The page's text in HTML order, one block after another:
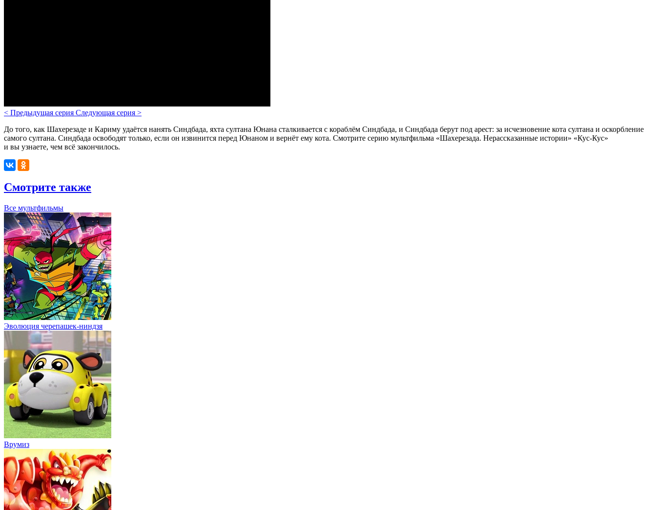
< Предыдущая серия Следующая серия >
До того, как Шахерезаде и Кариму удаётся нанять Синдбада, яхта султана Юнана сталкивается с кораблём Синдбада, и Синдбада берут под арест: за исчезновение кота султана и оскорбление
самого султана. Синдбада освободят только, если он извинится перед Юнаном и вернёт ему кота. Смотрите серию мультфильма «Шахерезада. Нерассказанные истории» «Кус-Кус»
и вы узнаете, чем всё закончилось.
Смотрите также
Все мультфильмы
Эволюция черепашек-ниндзя
Врумиз